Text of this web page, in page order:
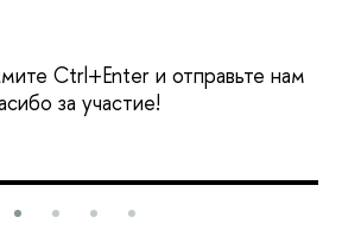
Ctrl+Enter и отправьте нам
за участие!